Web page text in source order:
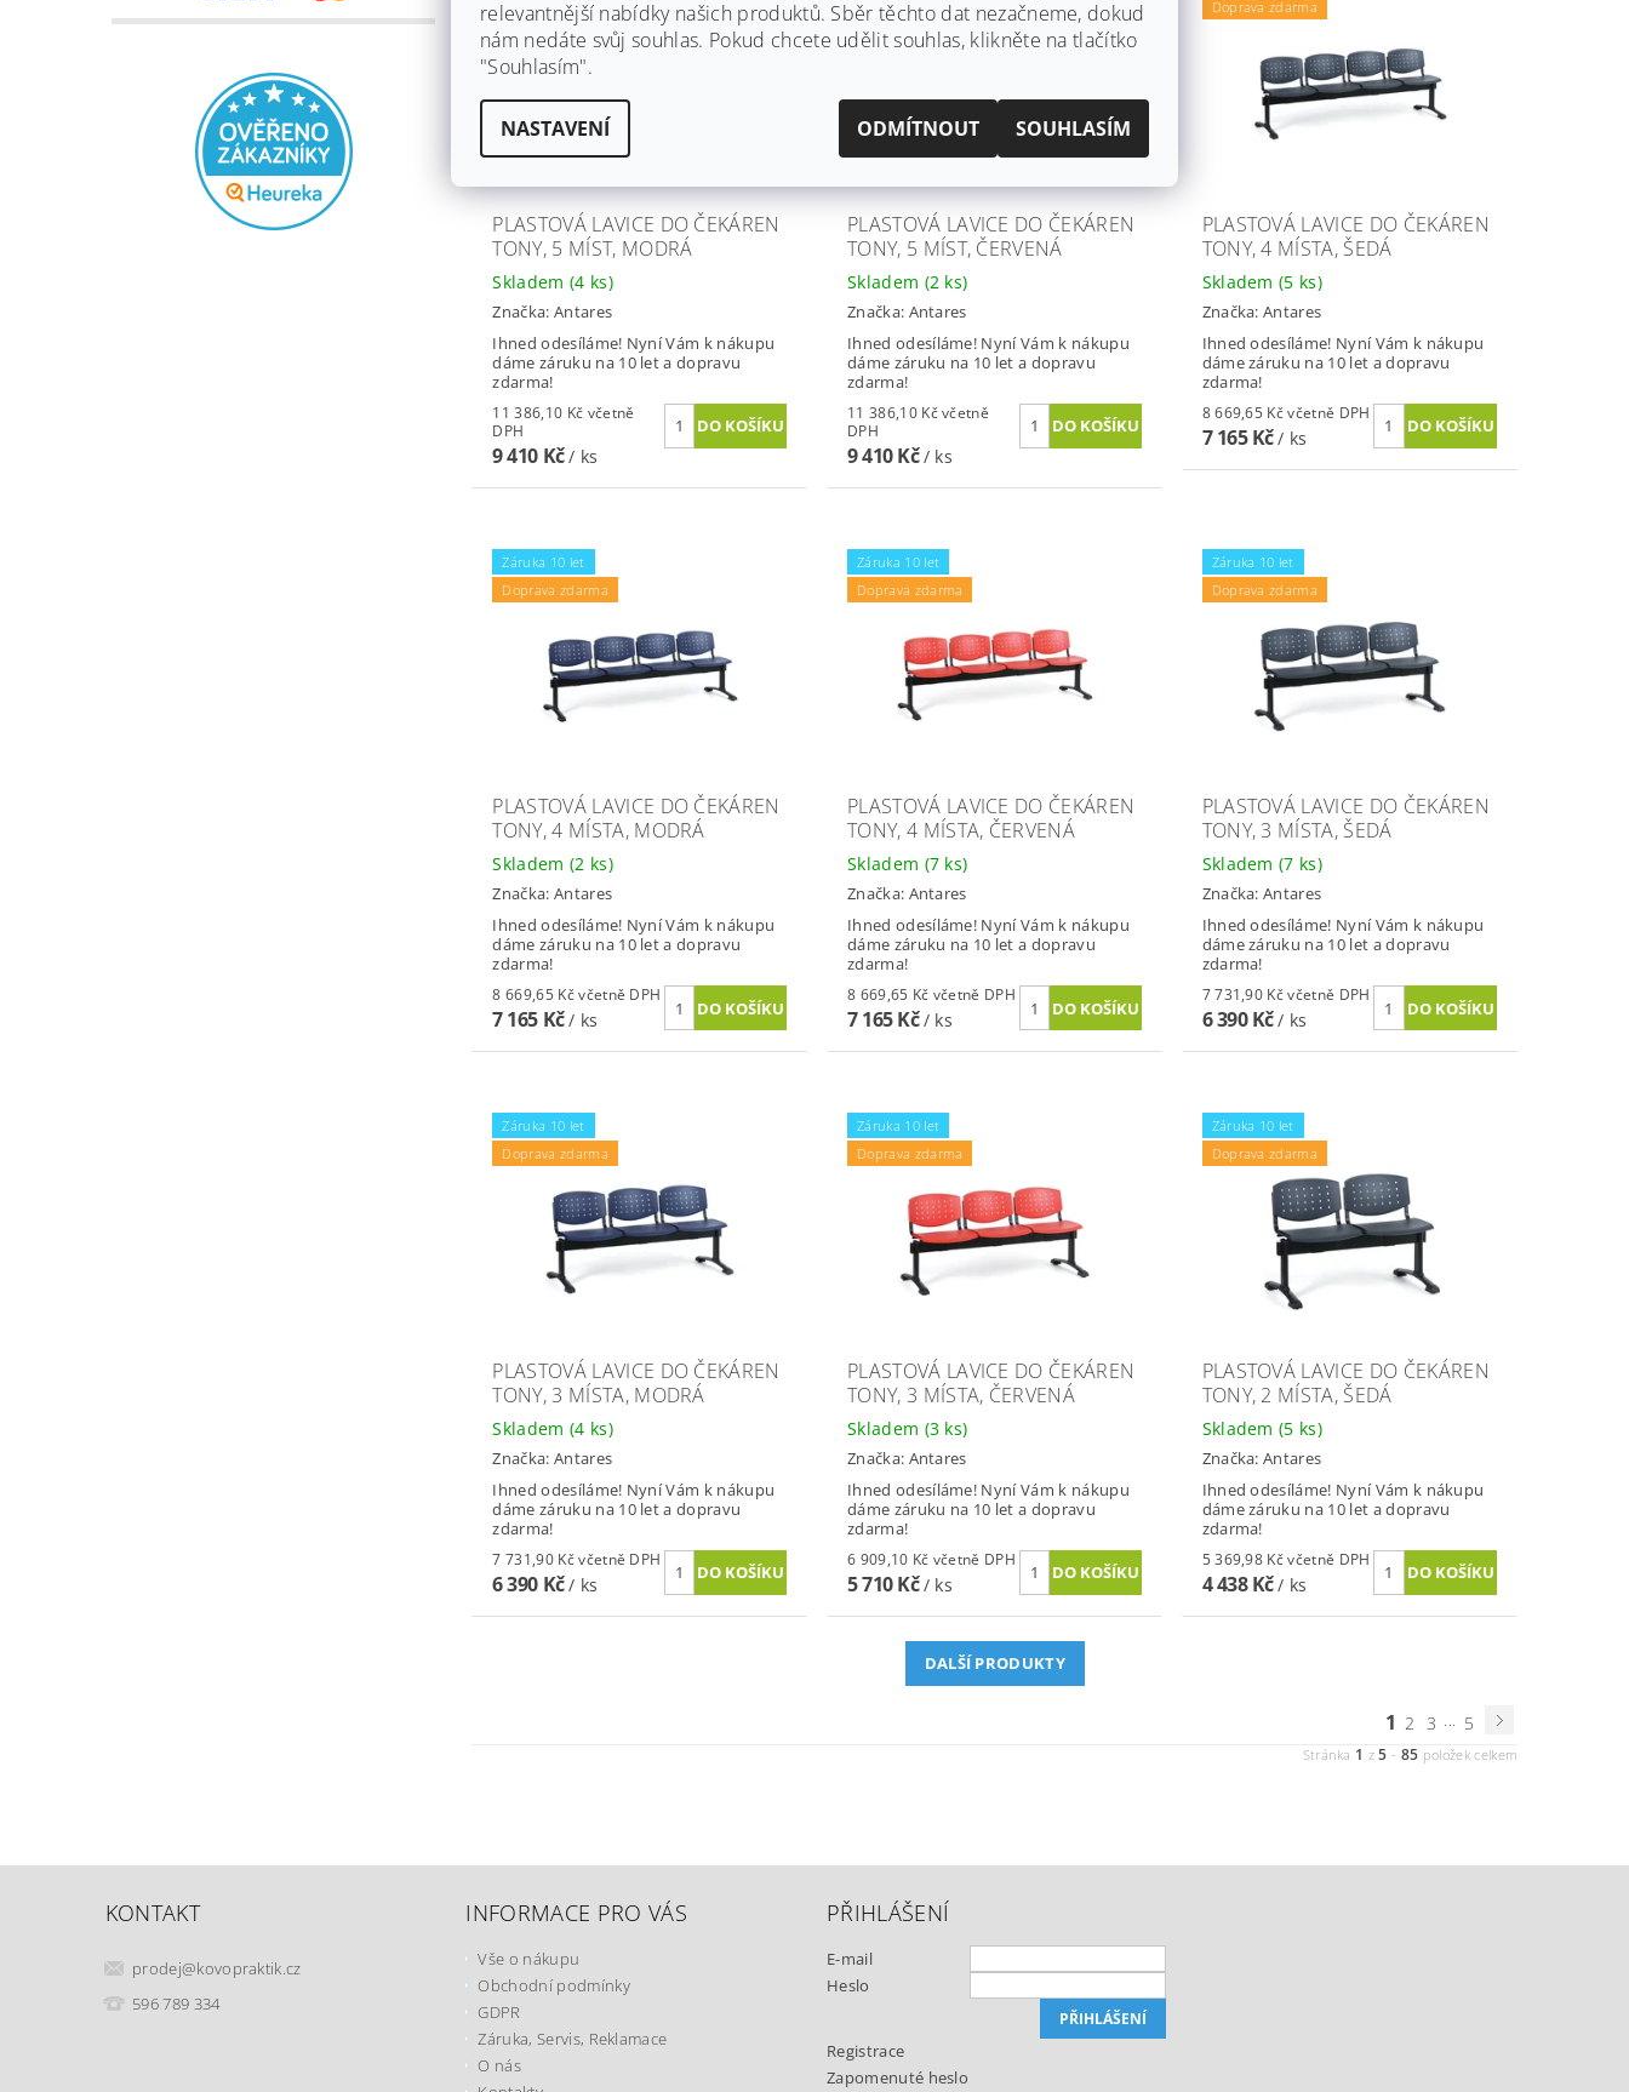
Doprava zdarma
PLASTOVÁ LAVICE DO ČEKÁREN
TONY, 5 MÍST, MODRÁ
Skladem (4 ks)
Značka: Antares
Ihned odesíláme! Nyní Vám k nákupu
dáme záruku na 10 let a dopravu
zdarma!
11 386,10 Kč včetně
DPH
9 410 Kč/ ks
Doprava zdarma
PLASTOVÁ LAVICE DO ČEKÁREN
TONY, 5 MÍST, ČERVENÁ
Skladem (2 ks)
Značka: Antares
Ihned odesíláme! Nyní Vám k nákupu
dáme záruku na 10 let a dopravu
zdarma!
11 386,10 Kč včetně
DPH
9 410 Kč/ ks
Doprava zdarma
PLASTOVÁ LAVICE DO ČEKÁREN
TONY, 4 MÍSTA, ŠEDÁ
Skladem(5 ks)
Značka:Antares
Ihned odesíláme! Nyní Vám k nákupu
dáme záruku na 10 let a dopravu
zdarma!
8 669,65 Kč včetně DPH
7 165 Kč/ ks
Záruka 10 let
Doprava zdarma
PLASTOVÁ LAVICE DO ČEKÁREN
TONY, 4 MÍSTA, MODRÁ
Skladem (2 ks)
Značka: Antares
Ihned odesíláme! Nyní Vám k nákupu
dáme záruku na 10 let a dopravu
zdarma!
8 669,65 Kč včetně DPH
7 165 Kč/ ks
Záruka 10 let
Doprava zdarma
PLASTOVÁ LAVICE DO ČEKÁREN
TONY, 4 MÍSTA, ČERVENÁ
Skladem (7 ks)
Značka: Antares
Ihned odesíláme! Nyní Vám k nákupu
dáme záruku na 10 let a dopravu
zdarma!
8 669,65 Kč včetně DPH
7 165 Kč/ ks
Záruka 10 let
Doprava zdarma
PLASTOVÁ LAVICE DO ČEKÁREN
TONY, 3 MÍSTA, ŠEDÁ
Skladem(7 ks)
Značka:Antares
Ihned odesíláme! Nyní Vám k nákupu
dáme záruku na 10 let a dopravu
zdarma!
7 731,90 Kč včetně DPH
6 390 Kč/ ks
Záruka 10 let
Doprava zdarma
PLASTOVÁ LAVICE DO ČEKÁREN
TONY, 3 MÍSTA, MODRÁ
Skladem (4 ks)
Značka: Antares
Ihned odesíláme! Nyní Vám k nákupu
dáme záruku na 10 let a dopravu
zdarma!
7 731,90 Kč včetně DPH
6 390 Kč/ ks
Záruka 10 let
Doprava zdarma
PLASTOVÁ LAVICE DO ČEKÁREN
TONY, 3 MÍSTA, ČERVENÁ
Skladem (3 ks)
Značka: Antares
Ihned odesíláme! Nyní Vám k nákupu
dáme záruku na 10 let a dopravu
zdarma!
6 909,10 Kč včetně DPH
5 710 Kč/ ks
Záruka 10 let
Doprava zdarma
PLASTOVÁ LAVICE DO ČEKÁREN
TONY, 2 MÍSTA, ŠEDÁ
Skladem(5 ks)
Značka:Antares
Ihned odesíláme! Nyní Vám k nákupu
dáme záruku na 10 let a dopravu
zdarma!
5 369,98 Kč včetně DPH
4 438 Kč/ ks
DALŠÍ PRODUKTY
1 2 3 ... 5
Stránka 1 z5 - 85 položek celkem
KONTAKT
prodej@kovopraktik.cz
596 789 334
INFORMACE PRO VÁS
Vše o nákupu
Obchodní podmínky
GDPR
Záruka, Servis, Reklamace
O nás
PŘIHLÁŠENÍ
E-mail
Heslo
Registrace
Zapomenuté heslo
relevantnější nabídky našich produktů. Sběr těchto dat nezačneme, dokud
nám nedáte svůj souhlas. Pokud chcete udělit souhlas, klikněte na tlačítko
"Souhlasím".
NASTAVENÍ ODMÍTNOUT SOUHLASÍM